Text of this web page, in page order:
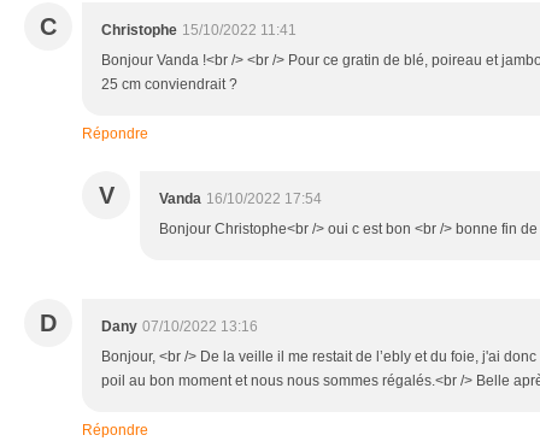
C Christophe 15/10/2022 11:41
Bonjour Vanda !<br /> <br /> Pour ce gratin de blé, poireau et
25 cm conviendrait ?
Répondre
V Vanda 16/10/2022 17:54
Bonjour Christophe<br /> oui c est bon <br /> bonne fin
D Dany 07/10/2022 13:16
Bonjour, <br /> De la veille il me restait de l’ebly et du foie, j'ai
poil au bon moment et nous nous sommes régalés.<br /> Belle
Répondre